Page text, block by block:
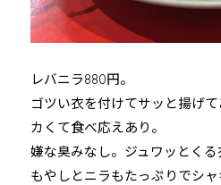
レバニラ880円。
ゴツい衣を付けてサッと揚げ
カくて食べ応えあり。
嫌な臭みなし。ジュワッとくる
もやしとニラもたっぷりでシャ